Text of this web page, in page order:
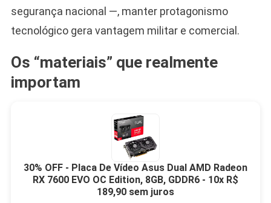
segurança nacional —, manter protagonismo
tecnológico gera vantagem militar e comercial.
Os “materiais” que realmente
importam
30% OFF - Placa De Vídeo Asus Dual AMD Radeon
RX 7600 EVO OC Edition, 8GB, GDDR6 - 10x R$
189,90 sem juros